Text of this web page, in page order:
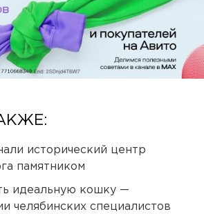
исторический центр
памятником
идеальную кошку —
челябинских специалистов